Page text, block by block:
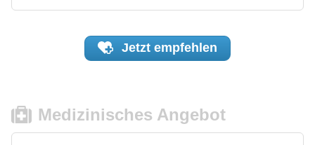
Jetzt empfehlen
Medizinisches Angebot